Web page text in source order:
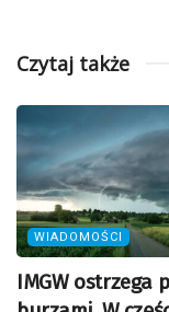
Czytaj także
WIADOMOŚCI
IMGW ostrzega